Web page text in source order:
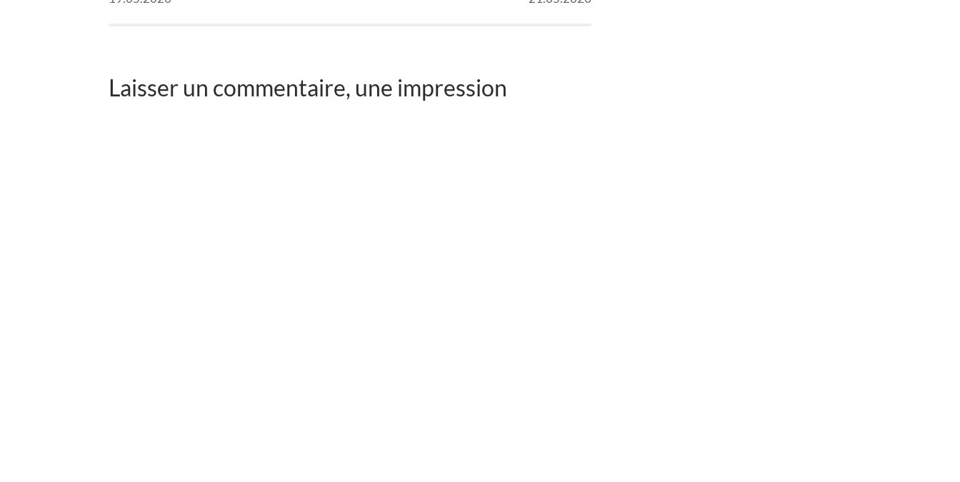
Laisser un commentaire, une impression